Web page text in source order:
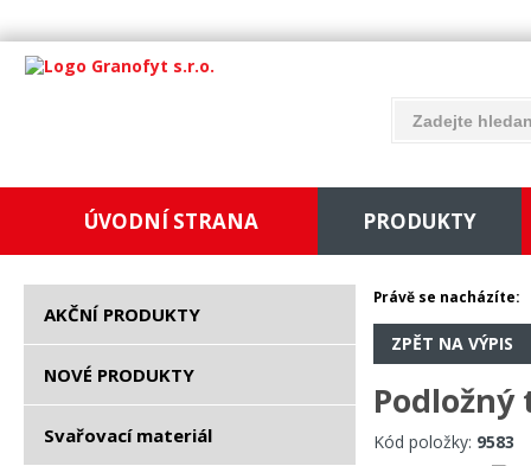
ÚVODNÍ STRANA PRODUKTY
AKČNÍ PRODUKTY
NOVÉ PRODUKTY
Svařovací materiál
Právě se nacházíte:
ZPĚT NA VÝPIS
Kód položky: 9583